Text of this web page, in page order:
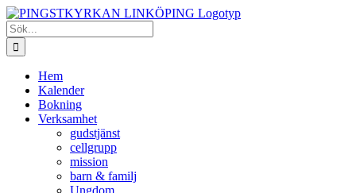
Fortsätt
till
innehållet
Sök
efter:
Hem
Kalender
Bokning
Verksamhet
gudstjänst
cellgrupp
mission
barn & familj
Ungdom